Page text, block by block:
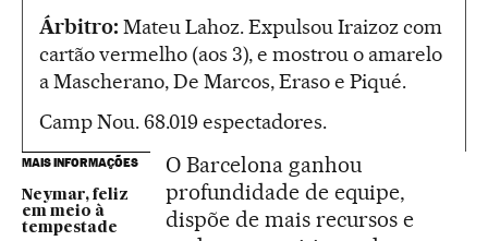
Árbitro: Mateu Lahoz. Expulsou Iraizoz com
cartão vermelho (aos 3), e mostrou o amarelo
a Mascherano, De Marcos, Eraso e Piqué.
Camp Nou. 68.019 espectadores.
MAIS INFORMAÇÕES
Neymar, feliz
em meio à
tempestade
O Barcelona ganhou
profundidade de equipe,
dispõe de mais recursos e